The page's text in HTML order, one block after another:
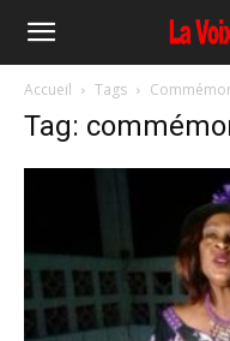
Accueil Tags
Tag: